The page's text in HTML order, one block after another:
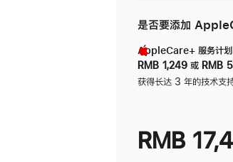
是否要添加
AppleCare+ 服务计
RMB 1,249 或 RMB
获得长达 3 年的技术支
RMB